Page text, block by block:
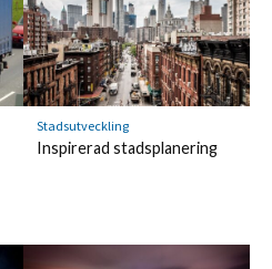
Stadsutveckling
Inspirerad stadsplanering